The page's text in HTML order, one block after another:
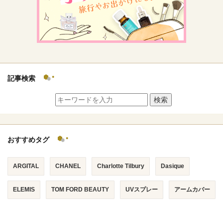
検索
記事検索
検索
おすすめタグ
ARGITAL CHANEL Charlotte Tilbury Dasique
ELEMIS TOM FORD BEAUTY UVスプレー アームカバー